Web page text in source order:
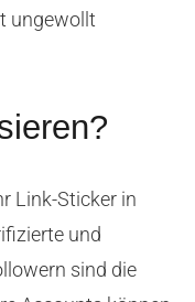
ungewollt
Link-Sticker in
und
sind die